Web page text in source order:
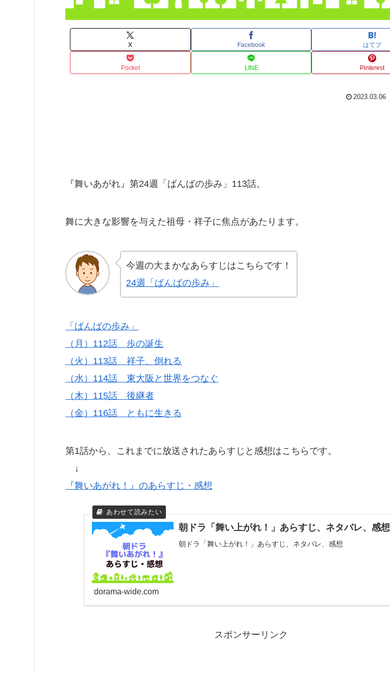
X Facebook はてブ
Pocket LINE Pinterest
2023.03.06
『舞いあがれ』第24週「ばんばの歩み」113話。
舞に大きな影響を与えた祖母・祥子に焦点があたります。
今週の大まかなあらすじはこちらです！
24週「ばんばの歩み」
「ばんばの歩み」
（月）112話 歩の誕生
（火）113話 祥子、倒れる
（水）114話 東大阪と世界をつなぐ
（木）115話 後継者
（金）116話 ともに生きる
第1話から、これまでに放送されたあらすじと感想はこちらです。
↓
『舞いあがれ！』のあらすじ・感想
朝ドラ「舞い上がれ！」あらすじ、ネタバレ、感想
朝ドラ「舞い上がれ！」あらすじ、ネタバレ、感想
dorama-wide.com
スポンサーリンク